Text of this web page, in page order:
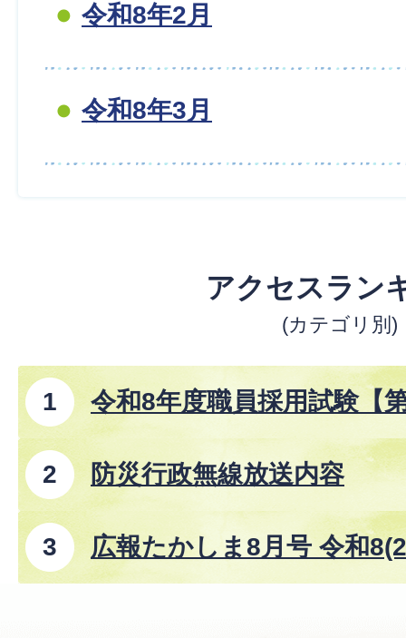
令和8年2月
令和8年3月
アクセスラン
(カテゴリ別)
令和8年度職員採用試験【
防災行政無線放送内容
広報たかしま8月号 令和